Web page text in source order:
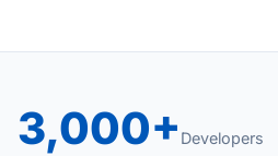
3,000+ Developers